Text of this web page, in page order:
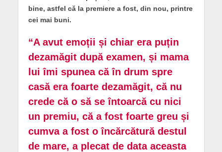
bine, astfel că la premiere a fost, din nou, printre
cei mai buni.
“A avut emoții și chiar era puțin
dezamăgit după examen, și mama
lui îmi spunea că în drum spre
casă era foarte dezamăgit, că nu
crede că o să se întoarcă cu nici
un premiu, că a fost foarte greu și
cumva a fost o încărcătură destul
de mare, a plecat de data aceasta